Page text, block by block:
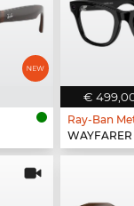
€
Ray-Ban
WAYFARER